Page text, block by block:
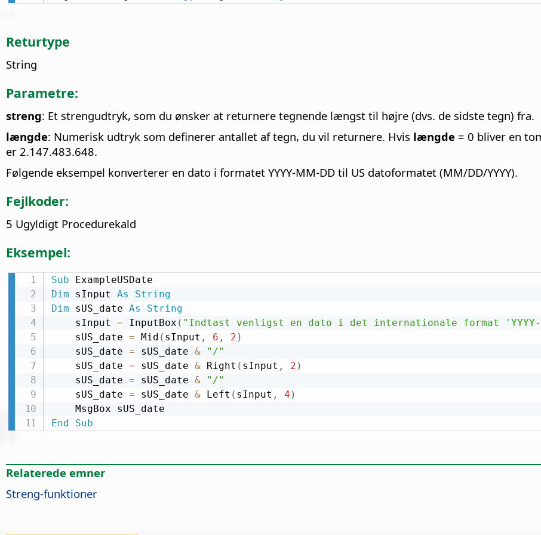
Returtype
String
Parametre:
streng: Et strengudtryk, som du ønsker at returnere tegnende længst til højre (dvs. de sidste tegn) fra.
længde: Numerisk udtryk som definerer antallet af tegn, du vil returnere. Hvis længde = 0 bliver en
er 2.147.483.648.
Følgende eksempel konverterer en dato i formatet YYYY-MM-DD til US datoformatet (MM/DD/YYYY).
Fejlkoder:
5 Ugyldigt Procedurekald
Eksempel:
Sub
Dim sInput As
String
Dim sUS_date As
String
    sInput
= InputBox ( "Indtast venligst en dato i det internationale format 'YYYY-
    sUS_date
= Mid ( sInput , 6 , 2 )
    sUS_date
= sUS_date &
"/"
    sUS_date
= sUS_date & Right ( sInput , 2 )
    sUS_date
= sUS_date &
"/"
    sUS_date
= sUS_date & Left ( sInput , 4 )
End
Sub
Relaterede emner
Streng-funktioner